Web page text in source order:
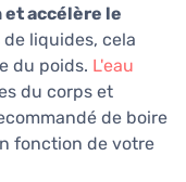
accélère le
liquides, cela
du poids. L'eau
du corps et
de boire
fonction de votre